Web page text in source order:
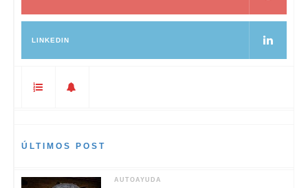
LINKEDIN
ÚLTIMOS POST
AUTOAYUDA